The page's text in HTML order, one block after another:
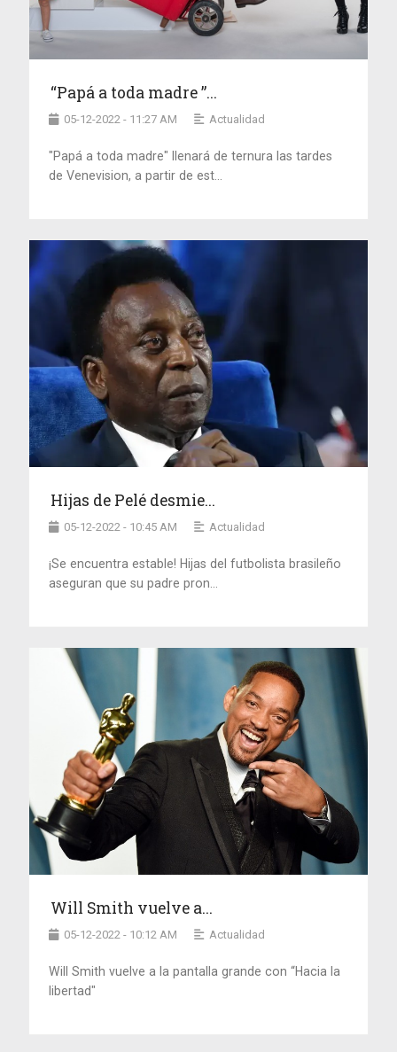
“Papá a toda madre ”...
05-12-2022 - 11:27 AM Actualidad
"Papá a toda madre" llenará de ternura las tardes
de Venevision, a partir de est...
Hijas de Pelé desmie...
05-12-2022 - 10:45 AM Actualidad
¡Se encuentra estable! Hijas del futbolista brasileño
aseguran que su padre pron...
Will Smith vuelve a...
05-12-2022 - 10:12 AM Actualidad
Will Smith vuelve a la pantalla grande con “Hacia la
libertad"